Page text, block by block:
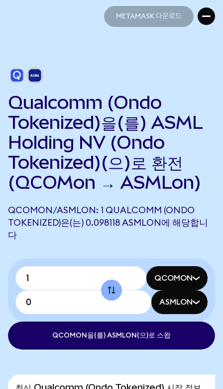
METAMASK 다운로드
Qualcomm (Ondo
Tokenized)을(를) ASML
Holding NV (Ondo
Tokenized)(으)로 환전
(QCOMon → ASMLon)
QCOMON/ASMLON: 1 QUALCOMM (ONDO
TOKENIZED)은(는) 0.098118 ASMLON에 해당합니
다
QCOMON
ASMLON
QCOMON을(를) ASMLON(으)로 스왑